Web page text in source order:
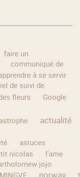
faire un
communiqué de
à se servir
de suivi de
fleurs
Google
actualité
astuces
nicolas
l'ame
jojo